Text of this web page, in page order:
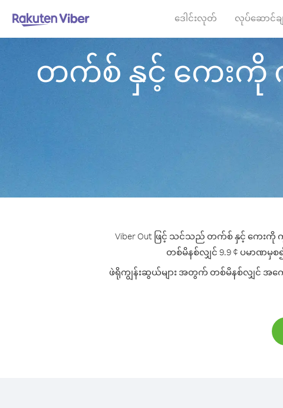
ဒေါင်းလုတ် လုပ်ဆောင်ခ
တက်စ် နှင့် ကေးကို က
Viber Out ဖြင့် သင်သည် တက်စ် နှင့် ကေးကို
တစ်မိနစ်လျှင် 9.9 ¢ ပမာဏမှ
ဖဲရိုကျွန်းဆွယ်များ အတွက် တစ်မိနစ်လျှင် အက